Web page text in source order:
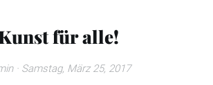
für alle!
· Samstag, März 25, 2017